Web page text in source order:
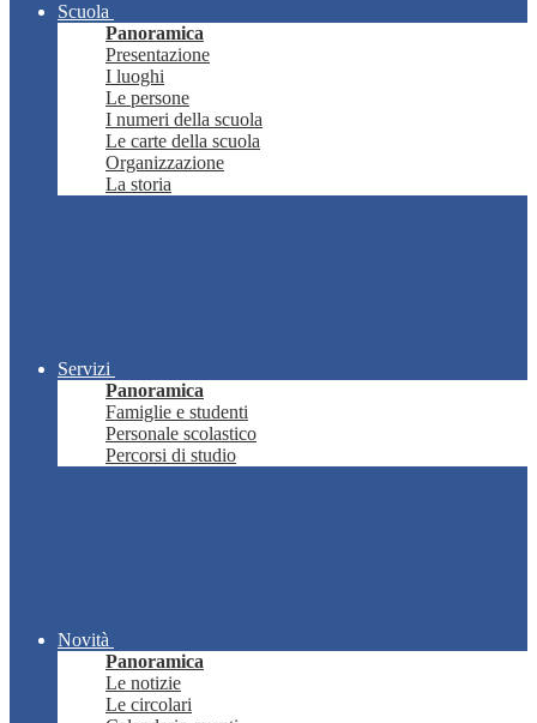
Scuola
Panoramica
Presentazione
I luoghi
Le persone
I numeri della scuola
Le carte della scuola
Organizzazione
La storia
Servizi
Panoramica
Famiglie e studenti
Personale scolastico
Percorsi di studio
Novità
Panoramica
Le notizie
Le circolari